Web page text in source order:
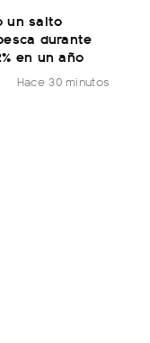
un salto
durante
en un año
Hace 30 minutos